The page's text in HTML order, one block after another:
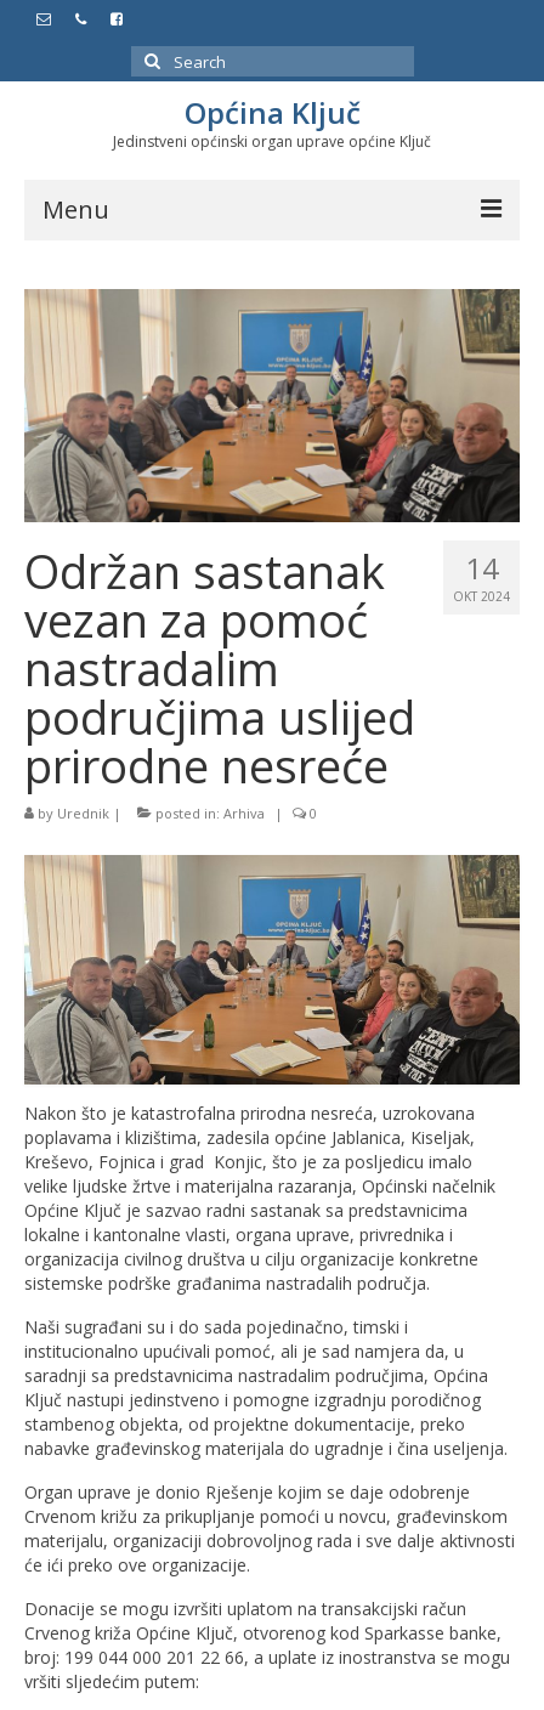
Search
for:
Općina Ključ
Jedinstveni općinski organ uprave općine Ključ
Menu
Službeni glasnici
Javne nabavke
Značajni datumi i manifestacije
Program energetske efikasnosti u stambenom
sektoru
14
OKT 2024
Održan sastanak
vezan za pomoć
nastradalim
područjima uslijed
prirodne nesreće
by Urednik | posted in: Arhiva | 0
Nakon što je katastrofalna prirodna nesreća, uzrokovana
poplavama i klizištima, zadesila općine Jablanica, Kiseljak,
Kreševo, Fojnica i grad Konjic, što je za posljedicu imalo
velike ljudske žrtve i materijalna razaranja, Općinski načelnik
Općine Ključ je sazvao radni sastanak sa predstavnicima
lokalne i kantonalne vlasti, organa uprave, privrednika i
organizacija civilnog društva u cilju organizacije konkretne
sistemske podrške građanima nastradalih područja.
Naši sugrađani su i do sada pojedinačno, timski i
institucionalno upućivali pomoć, ali je sad namjera da, u
saradnji sa predstavnicima nastradalim područjima, Općina
Ključ nastupi jedinstveno i pomogne izgradnju porodičnog
stambenog objekta, od projektne dokumentacije, preko
nabavke građevinskog materijala do ugradnje i čina useljenja.
Organ uprave je donio Rješenje kojim se daje odobrenje
Crvenom križu za prikupljanje pomoći u novcu, građevinskom
materijalu, organizaciji dobrovoljnog rada i sve dalje aktivnosti
će ići preko ove organizacije.
Donacije se mogu izvršiti uplatom na transakcijski račun
Crvenog križa Općine Ključ, otvorenog kod Sparkasse banke,
broj: 199 044 000 201 22 66, a uplate iz inostranstva se mogu
vršiti sljedećim putem: